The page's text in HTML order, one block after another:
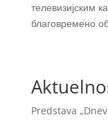
телевизијским
благовремено
Predstava